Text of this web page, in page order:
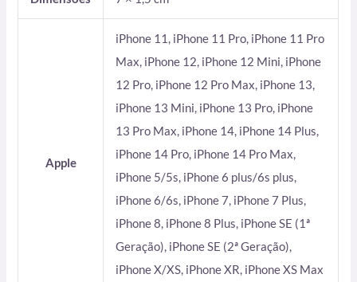
Apple
iPhone 11, iPhone 11 Pro, iPhone 11 Pro
Max, iPhone 12, iPhone 12 Mini, iPhone
12 Pro, iPhone 12 Pro Max, iPhone 13,
iPhone 13 Mini, iPhone 13 Pro, iPhone
13 Pro Max, iPhone 14, iPhone 14 Plus,
iPhone 14 Pro, iPhone 14 Pro Max,
iPhone 5/5s, iPhone 6 plus/6s plus,
iPhone 6/6s, iPhone 7, iPhone 7 Plus,
iPhone 8, iPhone 8 Plus, iPhone SE (1ª
Geração), iPhone SE (2ª Geração),
iPhone X/XS, iPhone XR, iPhone XS Max